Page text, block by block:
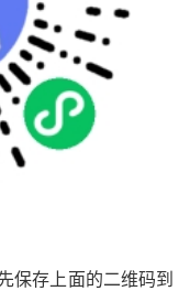
保存上面的二维码到